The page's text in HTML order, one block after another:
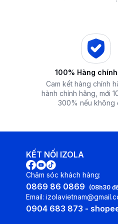
Thiết kế mỏng, nhẹ, sang
Độ dày của mỗi bình nước
tiện nghi hơn, ngay cả
Van điều chỉnh lưu lượng
100% Hàng
Cam kết hàng chính
hành chính hãng, mới
300% nếu không
KẾT NỐI IZOLA
Chăm sóc khách hàng:
0869 86 0869 (08h30
Email:
0904 683 873 -